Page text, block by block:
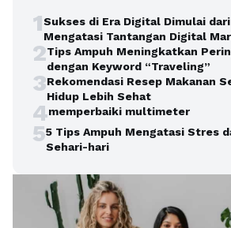
1Sukses di Era Digital Dimulai dari
Mengatasi Tantangan Digital
2Tips Ampuh Meningkatkan
dengan Keyword “Traveling”
3Rekomendasi Resep Makanan
Hidup Lebih Sehat
4memperbaiki multimeter
55 Tips Ampuh Mengatasi Stres
Sehari-hari